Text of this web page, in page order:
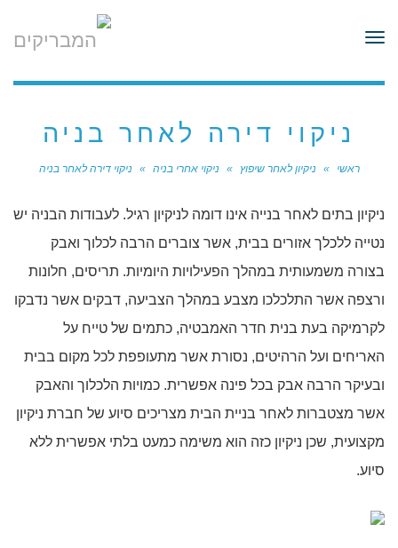
תפריט
ניקוי דירה לאחר בניה
ראשי » ניקיון לאחר שיפוץ » ניקוי אחרי בניה » ניקוי דירה לאחר בניה
ניקיון בתים לאחר בנייה אינו דומה לניקיון רגיל. לעבודות הבניה יש
נטייה ללכלך אזורים בבית, אשר צוברים הרבה לכלוך ואבק
בצורה משמעותית במהלך הפעילויות היומיות. תריסים, חלונות
ורצפה אשר התלכלכו מצבע במהלך הצביעה, דבקים אשר נדבקו
לקרמיקה בעת בנית חדר האמבטיה, כתמים של טייח על
האריחים ועל הרהיטים, נסורת אשר מתעופפת לכל מקום בבית
ובעיקר הרבה אבק בכל פינה אפשרית. כמויות הלכלוך והאבק
אשר מצטברות לאחר בניית הבית מצריכים סיוע של חברת ניקיון
מקצועית, שכן ניקיון כזה הוא משימה כמעט בלתי אפשרית ללא
סיוע.